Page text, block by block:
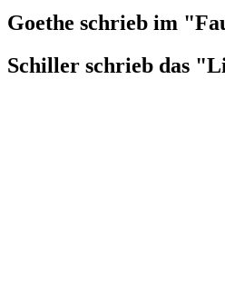
Goethe schrieb im
Schiller schrieb das